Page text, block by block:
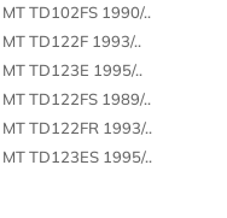
TD102FS 1990/..
TD122F 1993/..
TD123E 1995/..
TD122FS 1989/..
TD122FR 1993/..
TD123ES 1995/..